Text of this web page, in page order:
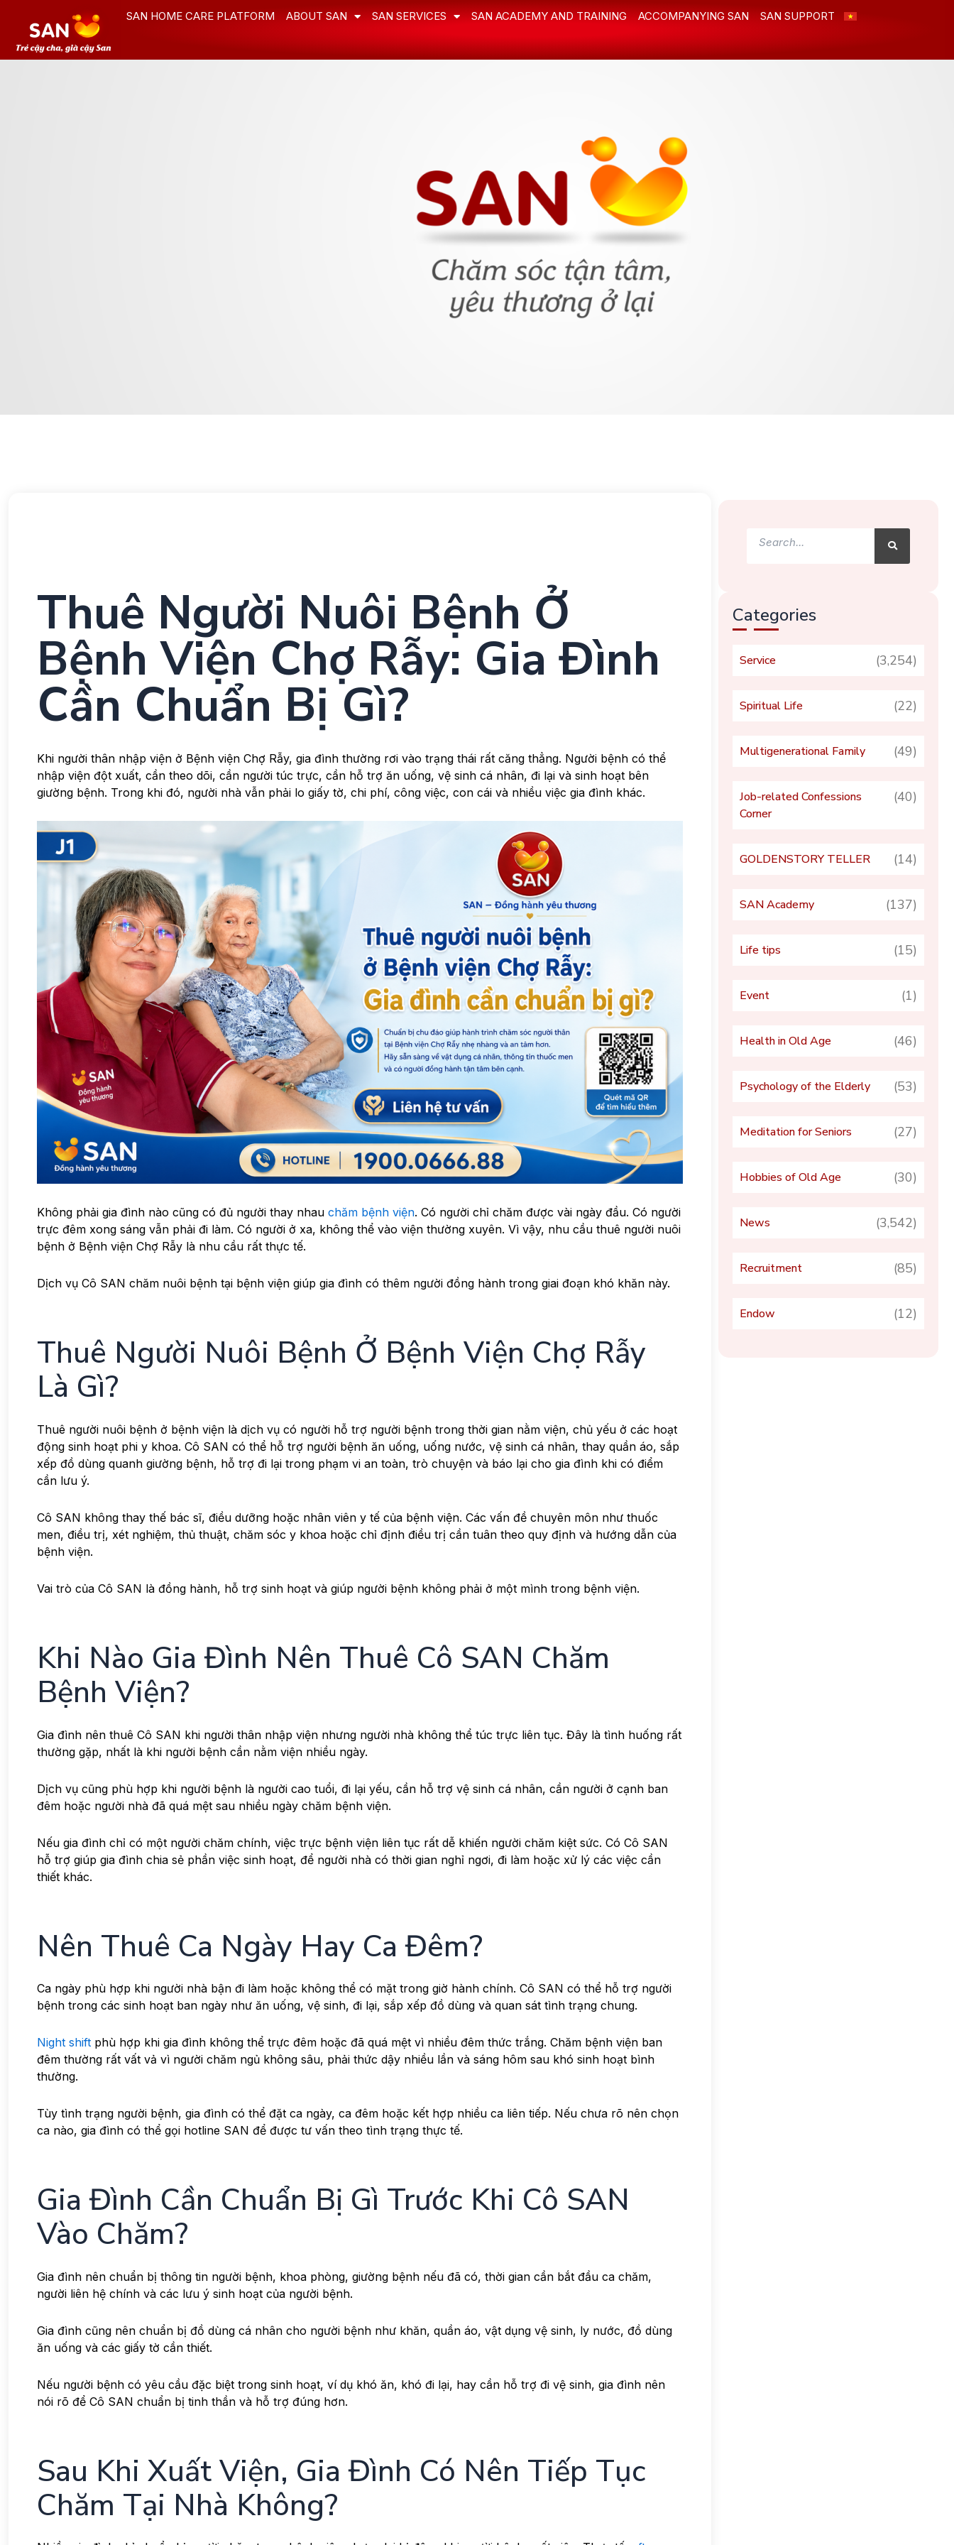
content
SAN HOME CARE PLATFORM ABOUT SAN SAN SERVICES SAN ACADEMY AND TRAINING ACCOMPANYING SAN SAN SUPPORT
Thuê Người Nuôi Bệnh Ở
Bệnh Viện Chợ Rẫy: Gia Đình
Cần Chuẩn Bị Gì?
Khi người thân nhập viện ở Bệnh viện Chợ Rẫy, gia đình thường rơi vào trạng thái rất căng thẳng. Người bệnh có thể
nhập viện đột xuất, cần theo dõi, cần người túc trực, cần hỗ trợ ăn uống, vệ sinh cá nhân, đi lại và sinh hoạt bên
giường bệnh. Trong khi đó, người nhà vẫn phải lo giấy tờ, chi phí, công việc, con cái và nhiều việc gia đình khác.
Không phải gia đình nào cũng có đủ người thay nhau chăm bệnh viện. Có người chỉ chăm được vài ngày đầu. Có người
trực đêm xong sáng vẫn phải đi làm. Có người ở xa, không thể vào viện thường xuyên. Vì vậy, nhu cầu thuê người nuôi
bệnh ở Bệnh viện Chợ Rẫy là nhu cầu rất thực tế.
Dịch vụ Cô SAN chăm nuôi bệnh tại bệnh viện giúp gia đình có thêm người đồng hành trong giai đoạn khó khăn này.
Thuê Người Nuôi Bệnh Ở Bệnh Viện Chợ Rẫy
Là Gì?
Thuê người nuôi bệnh ở bệnh viện là dịch vụ có người hỗ trợ người bệnh trong thời gian nằm viện, chủ yếu ở các hoạt
động sinh hoạt phi y khoa. Cô SAN có thể hỗ trợ người bệnh ăn uống, uống nước, vệ sinh cá nhân, thay quần áo, sắp
xếp đồ dùng quanh giường bệnh, hỗ trợ đi lại trong phạm vi an toàn, trò chuyện và báo lại cho gia đình khi có điểm
cần lưu ý.
Cô SAN không thay thế bác sĩ, điều dưỡng hoặc nhân viên y tế của bệnh viện. Các vấn đề chuyên môn như thuốc
men, điều trị, xét nghiệm, thủ thuật, chăm sóc y khoa hoặc chỉ định điều trị cần tuân theo quy định và hướng dẫn của
bệnh viện.
Vai trò của Cô SAN là đồng hành, hỗ trợ sinh hoạt và giúp người bệnh không phải ở một mình trong bệnh viện.
Khi Nào Gia Đình Nên Thuê Cô SAN Chăm
Bệnh Viện?
Gia đình nên thuê Cô SAN khi người thân nhập viện nhưng người nhà không thể túc trực liên tục. Đây là tình huống rất
thường gặp, nhất là khi người bệnh cần nằm viện nhiều ngày.
Dịch vụ cũng phù hợp khi người bệnh là người cao tuổi, đi lại yếu, cần hỗ trợ vệ sinh cá nhân, cần người ở cạnh ban
đêm hoặc người nhà đã quá mệt sau nhiều ngày chăm bệnh viện.
Nếu gia đình chỉ có một người chăm chính, việc trực bệnh viện liên tục rất dễ khiến người chăm kiệt sức. Có Cô SAN
hỗ trợ giúp gia đình chia sẻ phần việc sinh hoạt, để người nhà có thời gian nghỉ ngơi, đi làm hoặc xử lý các việc cần
thiết khác.
Nên Thuê Ca Ngày Hay Ca Đêm?
Ca ngày phù hợp khi người nhà bận đi làm hoặc không thể có mặt trong giờ hành chính. Cô SAN có thể hỗ trợ người
bệnh trong các sinh hoạt ban ngày như ăn uống, vệ sinh, đi lại, sắp xếp đồ dùng và quan sát tình trạng chung.
Night shift phù hợp khi gia đình không thể trực đêm hoặc đã quá mệt vì nhiều đêm thức trắng. Chăm bệnh viện ban
đêm thường rất vất vả vì người chăm ngủ không sâu, phải thức dậy nhiều lần và sáng hôm sau khó sinh hoạt bình
thường.
Tùy tình trạng người bệnh, gia đình có thể đặt ca ngày, ca đêm hoặc kết hợp nhiều ca liên tiếp. Nếu chưa rõ nên chọn
ca nào, gia đình có thể gọi hotline SAN để được tư vấn theo tình trạng thực tế.
Gia Đình Cần Chuẩn Bị Gì Trước Khi Cô SAN
Vào Chăm?
Gia đình nên chuẩn bị thông tin người bệnh, khoa phòng, giường bệnh nếu đã có, thời gian cần bắt đầu ca chăm,
người liên hệ chính và các lưu ý sinh hoạt của người bệnh.
Gia đình cũng nên chuẩn bị đồ dùng cá nhân cho người bệnh như khăn, quần áo, vật dụng vệ sinh, ly nước, đồ dùng
ăn uống và các giấy tờ cần thiết.
Nếu người bệnh có yêu cầu đặc biệt trong sinh hoạt, ví dụ khó ăn, khó đi lại, hay cần hỗ trợ đi vệ sinh, gia đình nên
nói rõ để Cô SAN chuẩn bị tinh thần và hỗ trợ đúng hơn.
Sau Khi Xuất Viện, Gia Đình Có Nên Tiếp Tục
Chăm Tại Nhà Không?
Search
Categories
Service (3,254)
Spiritual Life (22)
Multigenerational Family (49)
Job-related Confessions
Corner
(40)
GOLDENSTORY TELLER (14)
SAN Academy (137)
Life tips (15)
Event (1)
Health in Old Age (46)
Psychology of the Elderly (53)
Meditation for Seniors (27)
Hobbies of Old Age (30)
News (3,542)
Recruitment (85)
Endow (12)